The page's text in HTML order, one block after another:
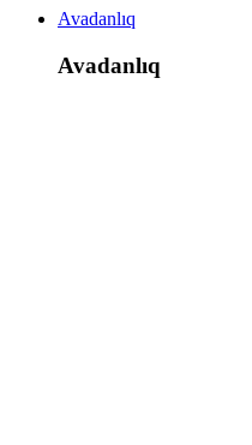
Avadanlıq
Avadanlıq